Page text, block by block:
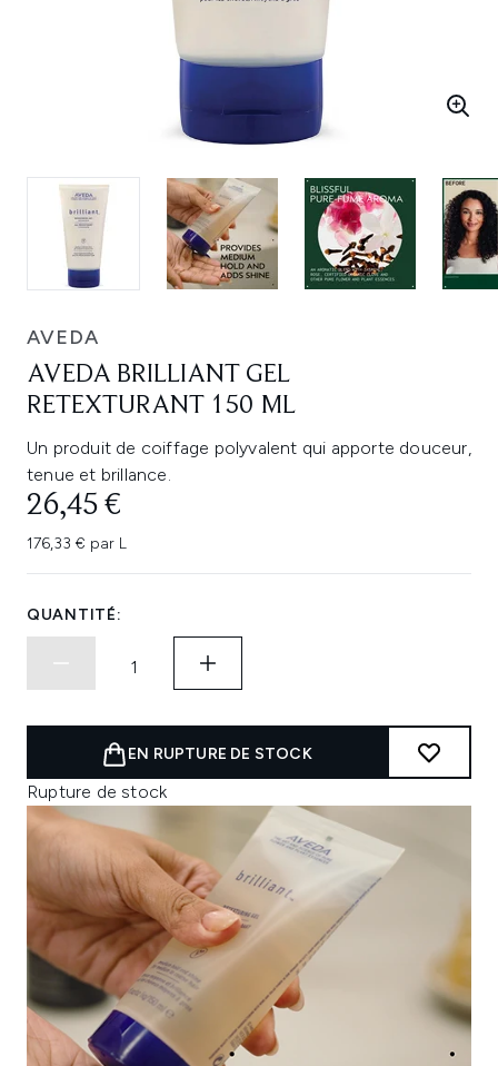
AVEDA
AVEDA BRILLIANT GEL
RETEXTURANT 150 ML
Un produit de coiffage polyvalent qui apporte douceur,
tenue et brillance.
26,45 €
176,33 € par L
QUANTITÉ:
EN RUPTURE DE STOCK
Rupture de stock